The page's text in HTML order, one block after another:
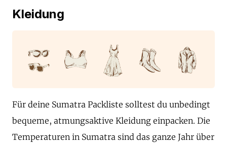
Kleidung
Für deine Sumatra Packliste solltest du unbedingt
bequeme, atmungsaktive Kleidung einpacken. Die
Temperaturen in Sumatra sind das ganze Jahr über